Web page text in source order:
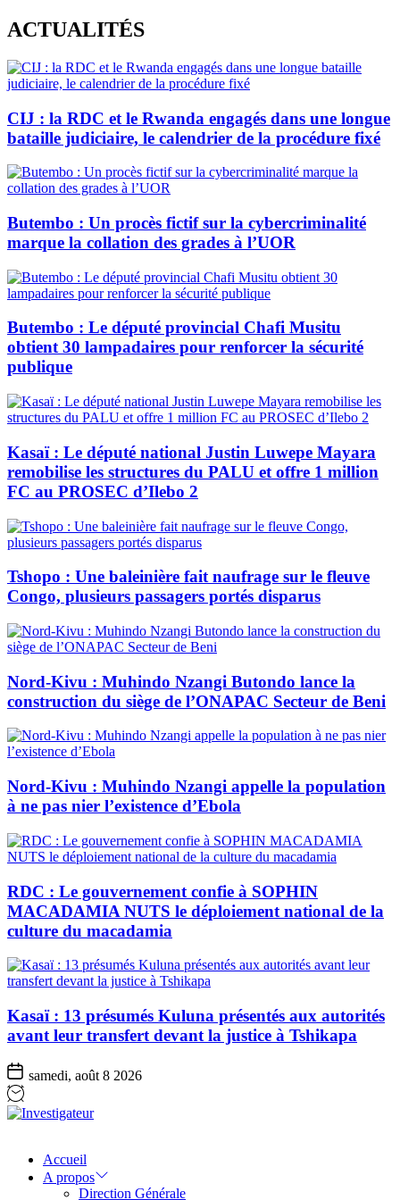
Skip
to
content
ACTUALITÉS
CIJ : la RDC et le Rwanda engagés dans une longue
bataille judiciaire, le calendrier de la procédure fixé
Butembo : Un procès fictif sur la cybercriminalité
marque la collation des grades à l’UOR
Butembo : Le député provincial Chafi Musitu
obtient 30 lampadaires pour renforcer la sécurité
publique
Kasaï : Le député national Justin Luwepe Mayara
remobilise les structures du PALU et offre 1 million
FC au PROSEC d’Ilebo 2
Tshopo : Une baleinière fait naufrage sur le fleuve
Congo, plusieurs passagers portés disparus
Nord-Kivu : Muhindo Nzangi Butondo lance la
construction du siège de l’ONAPAC Secteur de Beni
Nord-Kivu : Muhindo Nzangi appelle la population
à ne pas nier l’existence d’Ebola
RDC : Le gouvernement confie à SOPHIN
MACADAMIA NUTS le déploiement national de la
culture du macadamia
Kasaï : 13 présumés Kuluna présentés aux autorités
avant leur transfert devant la justice à Tshikapa
samedi, août 8 2026
Accueil
A propos
Direction Générale